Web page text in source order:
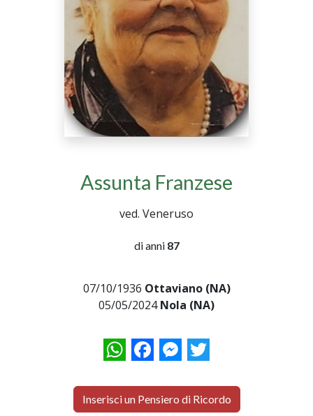
Assunta Franzese
ved. Veneruso
di anni 87
07/10/1936 Ottaviano (NA)
05/05/2024Nola (NA)
WhatsAppFacebookMessenger
Twitter
Inserisci un Pensiero di Ricordo